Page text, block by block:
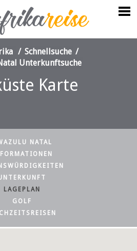
Karte
/ Schnellsuche /
Unterkunftsuche
NATAL
LAGEPLAN
GOLF